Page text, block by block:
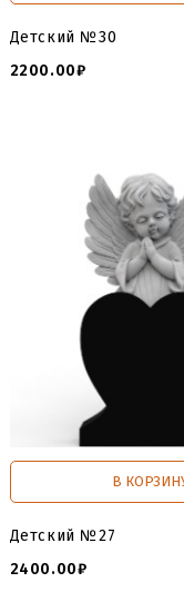
Детский №30
2200.00₽
В
Детский №27
2400.00₽